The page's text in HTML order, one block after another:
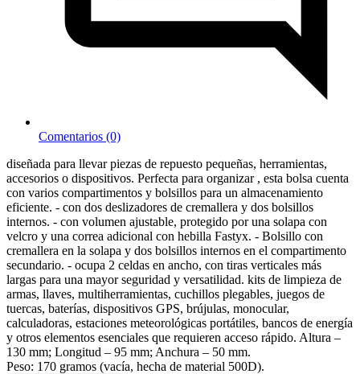
Comentarios (0)
diseñada para llevar piezas de repuesto pequeñas, herramientas,
accesorios o dispositivos. Perfecta para organizar , esta bolsa cuenta
con varios compartimentos y bolsillos para un almacenamiento
eficiente. - con dos deslizadores de cremallera y dos bolsillos
internos. - con volumen ajustable, protegido por una solapa con
velcro y una correa adicional con hebilla Fastyx. - Bolsillo con
cremallera en la solapa y dos bolsillos internos en el compartimento
secundario. - ocupa 2 celdas en ancho, con tiras verticales más
largas para una mayor seguridad y versatilidad. kits de limpieza de
armas, llaves, multiherramientas, cuchillos plegables, juegos de
tuercas, baterías, dispositivos GPS, brújulas, monocular,
calculadoras, estaciones meteorológicas portátiles, bancos de energía
y otros elementos esenciales que requieren acceso rápido. Altura –
130 mm; Longitud – 95 mm; Anchura – 50 mm.
Peso: 170 gramos (vacía, hecha de material 500D).